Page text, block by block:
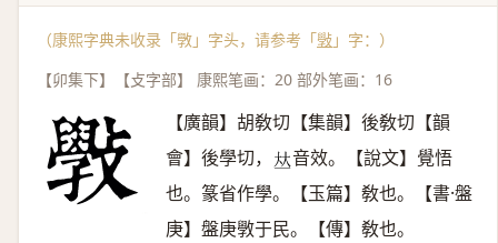
（康熙字典未收录「斆」字头，请参考「斅 」字：）
【卯集下】【攴字部】 康熙笔画：20 部外笔画：16
【廣韻】胡敎切【集韻】後敎切【韻
會】後學切， 𠀤音效。【說文】覺悟
也。篆省作學。【玉篇】敎也。【書·盤
庚】盤庚斆于民。【傳】敎也。